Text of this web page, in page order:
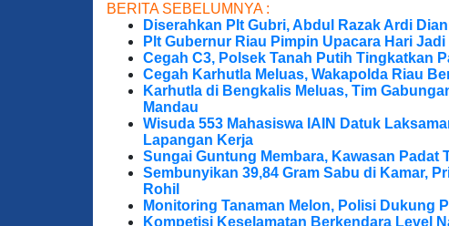
BERITA SEBELUMNYA :
Diserahkan Plt Gubri, Abdul Razak Ardi
Plt Gubernur Riau Pimpin Upacara Hari
Cegah C3, Polsek Tanah Putih Tingkatkan
Cegah Karhutla Meluas, Wakapolda Riau
Karhutla di Bengkalis Meluas, Tim
Mandau
Wisuda 553 Mahasiswa IAIN Datuk
Lapangan Kerja
Sungai Guntung Membara, Kawasan Padat
Sembunyikan 39,84 Gram Sabu di Kamar,
Rohil
Monitoring Tanaman Melon, Polisi Dukung
Kompetisi Keselamatan Berkendara Level